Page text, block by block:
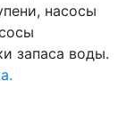
насосы
запаса воды.